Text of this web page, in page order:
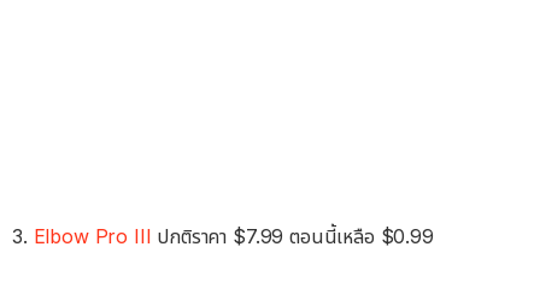
3. Elbow Pro III ปกติราคา $7.99 ตอนนี้เหลือ $0.99